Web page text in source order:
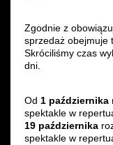
Zgodnie z
sprzedaż obejmuje
Skróciliśmy czas
dni.
Od 1 października
spektakle w
19 października
spektakle w